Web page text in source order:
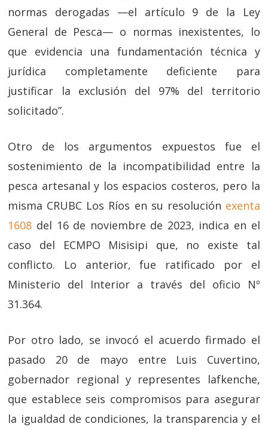
normas derogadas —el artículo 9 de la Ley
General de Pesca— o normas inexistentes, lo
que evidencia una fundamentación técnica y
jurídica completamente deficiente para
justificar la exclusión del 97% del territorio
solicitado”.
Otro de los argumentos expuestos fue el
sostenimiento de la incompatibilidad entre la
pesca artesanal y los espacios costeros, pero la
misma CRUBC Los Ríos en su resolución exenta
1608 del 16 de noviembre de 2023, indica en el
caso del ECMPO Misisipi que, no existe tal
conflicto. Lo anterior, fue ratificado por el
Ministerio del Interior a través del oficio Nº
31.364.
Por otro lado, se invocó el acuerdo firmado el
pasado 20 de mayo entre Luis Cuvertino,
gobernador regional y representes lafkenche,
que establece seis compromisos para asegurar
la igualdad de condiciones, la transparencia y el